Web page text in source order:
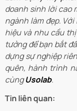
doanh sinh lời cao
ngành làm đẹp.
hiệu và nhu cầu
tưởng để bạn bắt
dựng sự nghiệp
quên, hành trình
cùngUsolab.
Tin liên quan: